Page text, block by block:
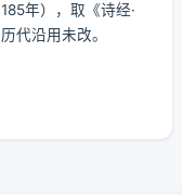
年），取《诗经·
代沿用未改。